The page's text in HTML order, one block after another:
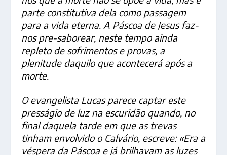
parte constitutiva dela como passagem
para a vida eterna. A Páscoa de Jesus faz-
nos pre-saborear, neste tempo ainda
repleto de sofrimentos e provas, a
plenitude daquilo que acontecerá após a
morte.
O evangelista Lucas parece captar este
presságio de luz na escuridão quando, no
final daquela tarde em que as trevas
tinham envolvido o Calvário, escreve: «Era a
véspera da Páscoa e já brilhavam as luzes